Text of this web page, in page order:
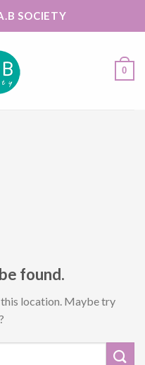
SOCIETY
0
found.
location. Maybe try